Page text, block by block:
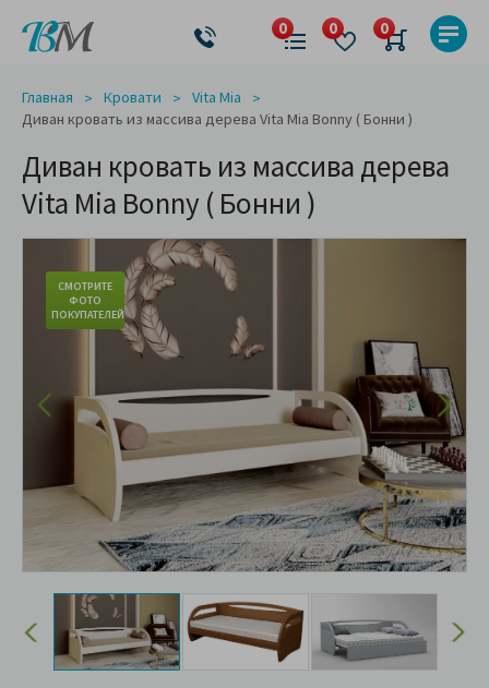
Главная Кровати
Vita Mia
Диван кровать из массива дерева Vita Mia Bonny ( Бонни )
Диван кровать из массива дерева
Vita Mia Bonny ( Бонни )
СМОТРИТЕ
ФОТО
ПОКУПАТЕЛЕЙ